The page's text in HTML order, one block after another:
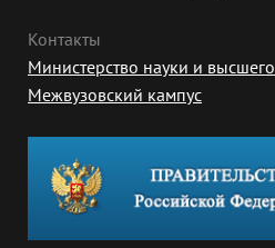
Контакты
Министерство науки и
Межвузовский кампус